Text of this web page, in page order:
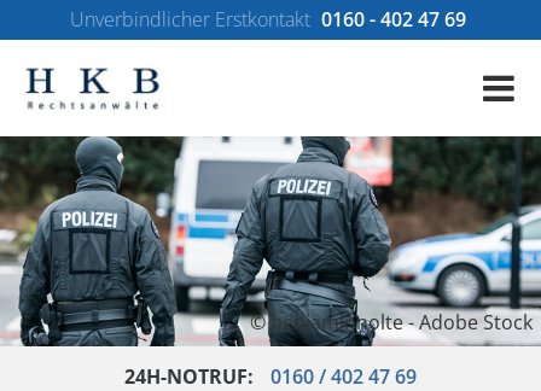
Unverbindlicher Erstkontakt 0160 - 402 47 69
© benjaminnolte - Adobe Stock
24H-NOTRUF: 0160 / 402 47 69